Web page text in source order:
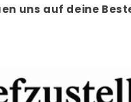
uns auf deine